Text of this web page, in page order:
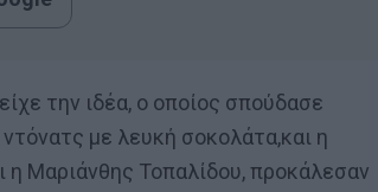
την ιδέα, ο οποίος σπούδασε
με λευκή σοκολάτα,και η
Μαριάνθης Τοπαλίδου, προκάλεσαν